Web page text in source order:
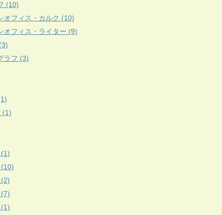
(10)
オフィス・カルク (10)
オフィス・ライター (9)
ラフ (3)
(1)